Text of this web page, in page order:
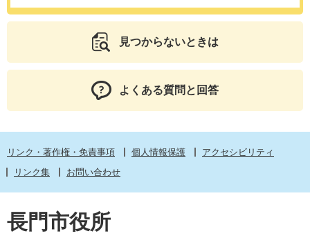
見つからないときは
よくある質問と回答
リンク・著作権・免責事項 個人情報保護
アクセシビリティ
リンク集
お問い合わせ
長門市役所